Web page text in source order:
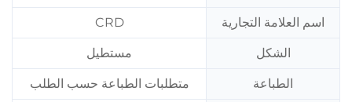
اسم العلامة التجارية CRD
الشكل مستطيل
الطباعة متطلبات الطباعة حسب الطلب